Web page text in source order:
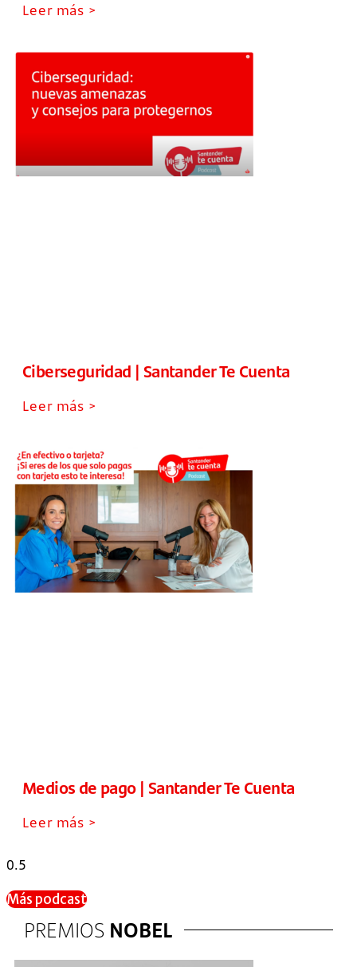
Leer más >
Ciberseguridad | Santander Te Cuenta
Leer más >
Medios de pago | Santander Te Cuenta
Leer más >
Más podcast
PREMIOS NOBEL